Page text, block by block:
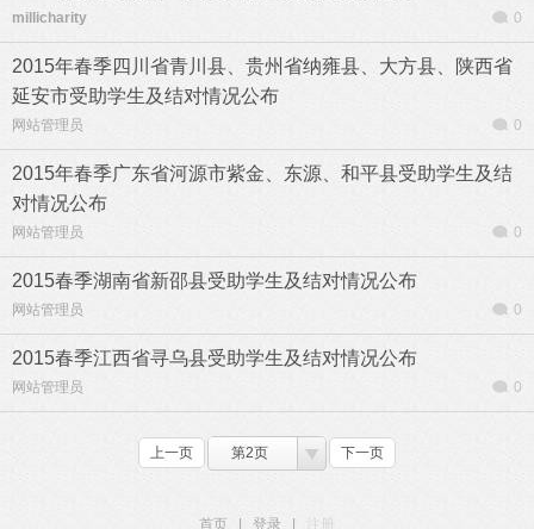
millicharity 0
2015年春季四川省青川县、贵州省纳雍县、大方县、陕西省
延安市受助学生及结对情况公布
网站管理员 0
2015年春季广东省河源市紫金、东源、和平县受助学生及结
对情况公布
网站管理员 0
2015春季湖南省新邵县受助学生及结对情况公布
网站管理员 0
2015春季江西省寻乌县受助学生及结对情况公布
网站管理员 0
上一页 第2页 下一页
首页 登录